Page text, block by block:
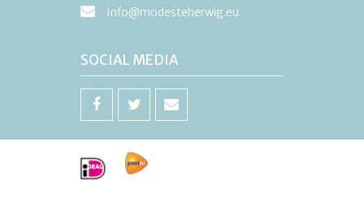
info@modesteherwig.eu
SOCIAL MEDIA